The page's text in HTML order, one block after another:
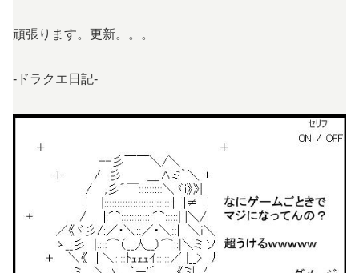
頑張ります。更新。。。
-ドラクエ日記-